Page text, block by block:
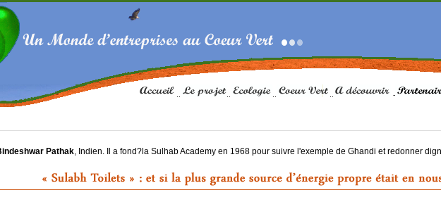
-
Pathak, Indien. Il a fond?la Sulhab Academy en 1968 pour suivre l'exemple de Ghandi et redonner